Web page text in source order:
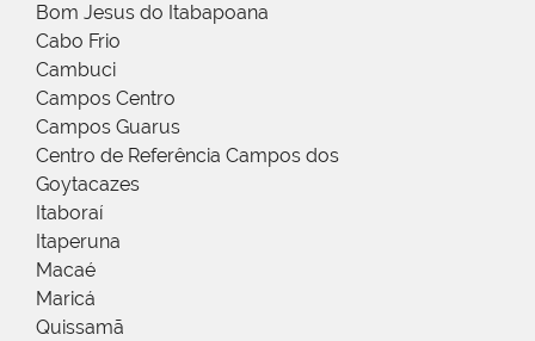
Bom Jesus do Itabapoana
Cabo Frio
Cambuci
Campos Centro
Campos Guarus
Centro de Referência Campos dos
Goytacazes
Itaboraí
Itaperuna
Macaé
Maricá
Quissamã